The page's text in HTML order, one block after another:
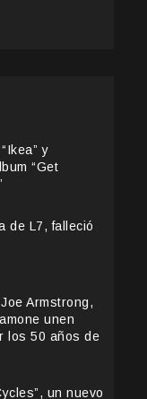
y
“Get
de L7, falleció
Armstrong,
unen
los 50 años de
un nuevo